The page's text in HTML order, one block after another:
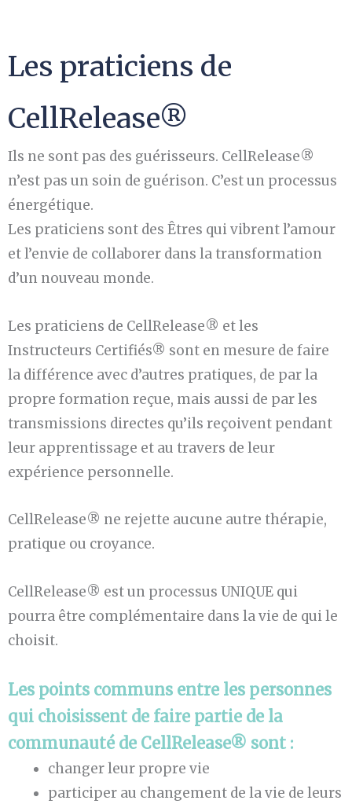
Les praticiens de
CellRelease®
Ils ne sont pas des guérisseurs. CellRelease®
n’est pas un soin de guérison. C’est un processus
énergétique.
Les praticiens sont des Êtres qui vibrent l’amour
et l’envie de collaborer dans la transformation
d’un nouveau monde.
Les praticiens de CellRelease® et les
Instructeurs Certifiés® sont en mesure de faire
la différence avec d’autres pratiques, de par la
propre formation reçue, mais aussi de par les
transmissions directes qu’ils reçoivent pendant
leur apprentissage et au travers de leur
expérience personnelle.
CellRelease® ne rejette aucune autre thérapie,
pratique ou croyance.
CellRelease® est un processus UNIQUE qui
pourra être complémentaire dans la vie de qui le
choisit.
Les points communs entre les personnes
qui choisissent de faire partie de la
communauté de CellRelease® sont :
changer leur propre vie
participer au changement de la vie de leurs